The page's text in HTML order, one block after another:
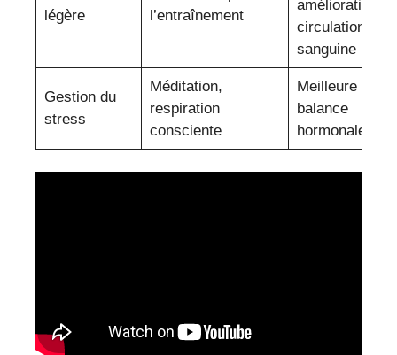
légère
l’entraînement
amélioration
circulation
sanguine
Gestion du
stress
Méditation,
respiration
consciente
Meilleure
balance
hormonale